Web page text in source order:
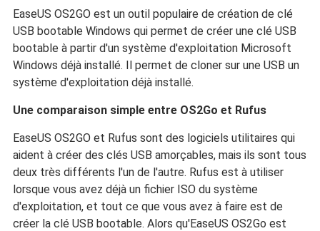
EaseUS OS2GO est un outil populaire de création de clé
USB bootable Windows qui permet de créer une clé USB
bootable à partir d'un système d'exploitation Microsoft
Windows déjà installé. Il permet de cloner sur une USB un
système d'exploitation déjà installé.
Une comparaison simple entre OS2Go et Rufus
EaseUS OS2GO et Rufus sont des logiciels utilitaires qui
aident à créer des clés USB amorçables, mais ils sont tous
deux très différents l'un de l'autre. Rufus est à utiliser
lorsque vous avez déjà un fichier ISO du système
d'exploitation, et tout ce que vous avez à faire est de
créer la clé USB bootable. Alors qu'EaseUS OS2Go est